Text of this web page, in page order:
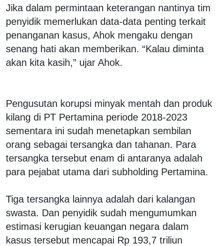
Jika dalam permintaan keterangan nantinya tim
penyidik memerlukan data-data penting terkait
penanganan kasus, Ahok mengaku dengan
senang hati akan memberikan. “Kalau diminta
akan kita kasih,” ujar Ahok.
Pengusutan korupsi minyak mentah dan produk
kilang di PT Pertamina periode 2018-2023
sementara ini sudah menetapkan sembilan
orang sebagai tersangka dan tahanan. Para
tersangka tersebut enam di antaranya adalah
para pejabat utama dari subholding Pertamina.
Tiga tersangka lainnya adalah dari kalangan
swasta. Dan penyidik sudah mengumumkan
estimasi kerugian keuangan negara dalam
kasus tersebut mencapai Rp 193,7 triliun